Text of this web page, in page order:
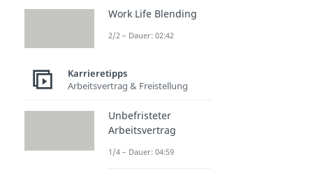
Work Life Blending
2/2 – Dauer: 02:42
Karrieretipps
Arbeitsvertrag & Freistellung
Unbefristeter
Arbeitsvertrag
1/4 – Dauer: 04:59